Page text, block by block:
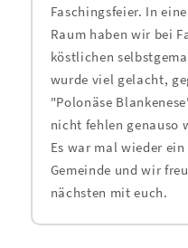
Faschingsfeier. In
Raum haben wir bei
köstlichen
wurde viel gelacht,
"Polonäse
nicht fehlen genauso
Es war mal wieder
Gemeinde und wir
nächsten mit euch.